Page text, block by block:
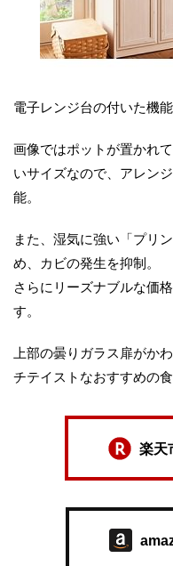
電子レンジ台の付いた機能
画像ではポットが置かれ
いサイズなので、アレン
能。
また、湿気に強い「プリ
め、カビの発生を抑制。
さらにリーズナブルな価
す。
上部の曇りガラス扉がか
チテイストなおすすめの食
楽天